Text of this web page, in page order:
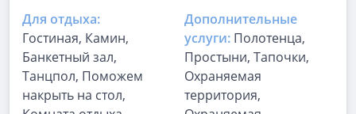
Для отдыха:
Гостиная, Камин,
Банкетный зал,
Танцпол, Поможем
накрыть на стол,
Дополнительные
услуги: Полотенца,
Простыни, Тапочки,
Охраняемая
территория,